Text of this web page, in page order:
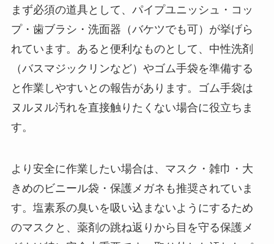
まず必須の道具として、パイプユニッシュ・コッ
プ・歯ブラシ・洗面器（バケツでも可）が挙げら
れています。あると便利なものとして、中性洗剤
（バスマジックリンなど）やゴム手袋を準備する
と作業しやすいとの報告があります。ゴム手袋は
ヌルヌル汚れを直接触りたくない場合に役立ちま
す。
より安全に作業したい場合は、マスク・雑巾・大
きめのビニール袋・保護メガネも推奨されていま
す。塩素系の臭いを吸い込まないようにするため
のマスクと、薬剤の跳ね返りから目を守る保護メ